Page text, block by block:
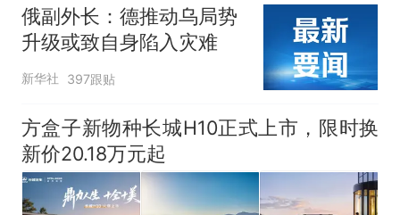
俄副外长：德推动乌局势
升级或致自身陷入灾难
新华社 397跟贴
方盒子新物种长城H10正式上市，限时换
新价20.18万元起